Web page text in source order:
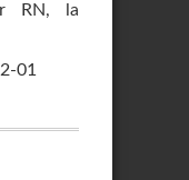
RN, la
01